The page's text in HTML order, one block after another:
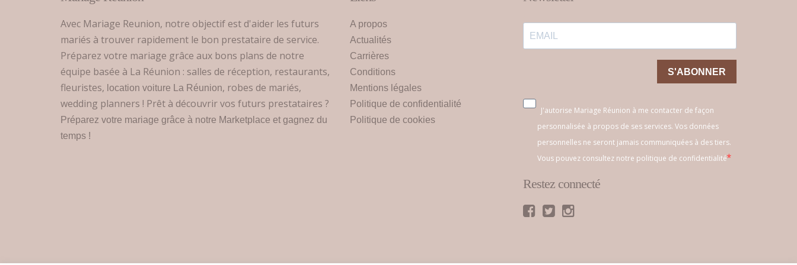
Avec Mariage Reunion, notre objectif est d'aider les futurs
mariés à trouver rapidement le bon prestataire de service.
Préparez votre mariage grâce aux bons plans de notre
équipe basée à La Réunion : salles de réception, restaurants,
fleuristes, location voiture La Réunion, robes de mariés,
wedding planners ! Prêt à découvrir vos futurs prestataires ?
Préparez votre mariage grâce à notre Marketplace et gagnez du
temps !
A propos
Actualités
Carrières
Conditions
Mentions légales
Politique de confidentialité
Politique de cookies
S'ABONNER
J'autorise Mariage Réunion à me contacter de façon
personnalisée à propos de ses services. Vos données
personnelles ne seront jamais communiquées à des tiers.
Vous pouvez consultez notre politique de confidentialité
Restez connecté